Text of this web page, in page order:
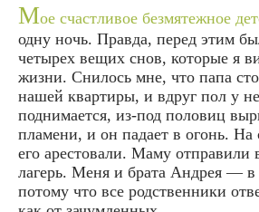
Мое счастливое безмятежное
одну ночь. Правда, перед этим
четырех вещих снов, которые я
жизни. Снилось мне, что папа
нашей квартиры, и вдруг пол у
поднимается, из-под половиц
пламени, и он падает в огонь.
его арестовали. Маму отправили
лагерь. Меня и брата Андрея — в
потому что все родственники